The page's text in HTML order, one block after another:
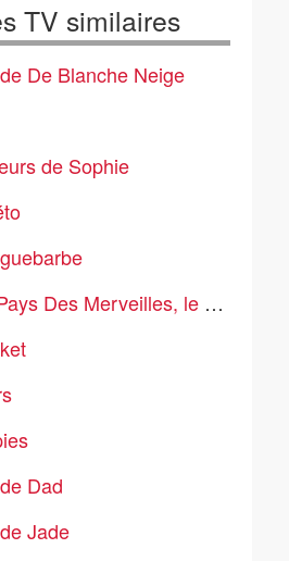
TV similaires
De Blanche Neige
de Sophie
Des Merveilles, le manga
Dad
Jade